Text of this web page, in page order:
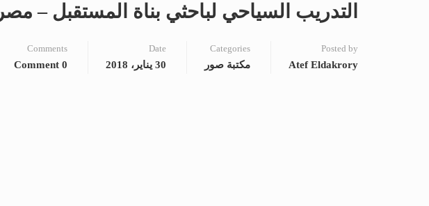
التدريب السياحي لباحثي بناة المستقبل – مصر
Posted by
Atef Eldakrory
Categories
مكتبة صور
Date
30 يناير، 2018
Comments
0 Comment